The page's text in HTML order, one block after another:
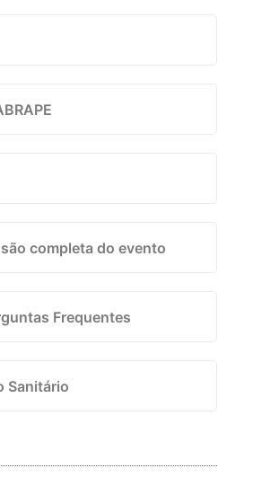
completa do evento
Frequentes
Sanitário